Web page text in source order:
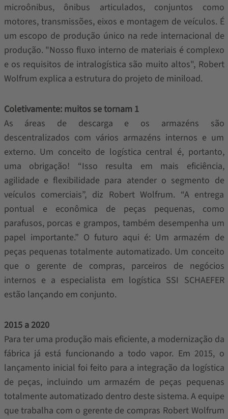
microônibus, ônibus articulados, conjuntos como
motores, transmissões, eixos e montagem de veículos. É
um escopo de produção único na rede internacional de
produção. "Nosso fluxo interno de materiais é complexo
e os requisitos de intralogística são muito altos", Robert
Wolfrum explica a estrutura do projeto de miniload.
Coletivamente: muitos se tornam 1
As áreas de descarga e os armazéns são
descentralizados com vários armazéns internos e um
externo. Um conceito de logística central é, portanto,
uma obrigação! “Isso resulta em mais eficiência,
agilidade e flexibilidade para atender o segmento de
veículos comerciais”, diz Robert Wolfrum. “A entrega
pontual e econômica de peças pequenas, como
parafusos, porcas e grampos, também desempenha um
papel importante.” O futuro aqui é: Um armazém de
peças pequenas totalmente automatizado. Um conceito
que o gerente de compras, parceiros de negócios
internos e a especialista em logística SSI SCHAEFER
estão lançando em conjunto.
2015 a 2020
Para ter uma produção mais eficiente, a modernização da
fábrica já está funcionando a todo vapor. Em 2015, o
lançamento inicial foi feito para a integração da logística
de peças, incluindo um armazém de peças pequenas
totalmente automatizado dentro deste sistema. A equipe
que trabalha com o gerente de compras Robert Wolfrum